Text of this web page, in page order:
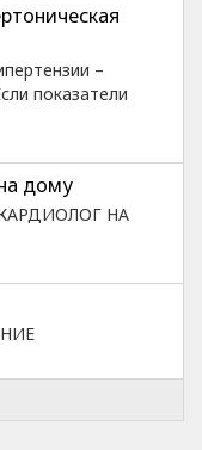
–
показатели
дому
НА